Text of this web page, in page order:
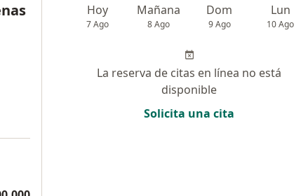
Hoy
7 Ago
Mañana
8 Ago
Dom
9 Ago
Lun
10 Ago
La reserva de citas en línea no está
disponible
Solicita una cita